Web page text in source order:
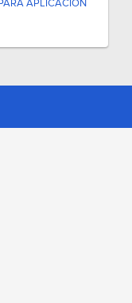
APLICACIÓN